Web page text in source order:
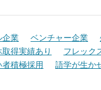
企業 ベンチャー企業
得実績あり フレック
者積極採用 語学が生か